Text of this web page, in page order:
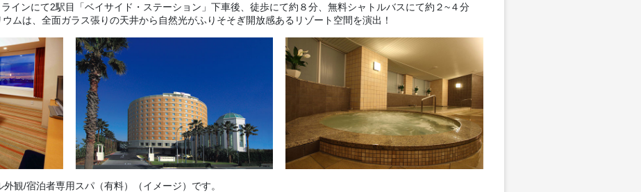
インにて2駅目「ベイサイド・ステーション」下車後、徒歩にて約８分、無料シャトルバスにて約２~４分
ムは、全面ガラス張りの天井から自然光がふりそそぎ開放感あるリゾート空間を演出！
観/宿泊者専用スパ（有料）（イメージ）です。